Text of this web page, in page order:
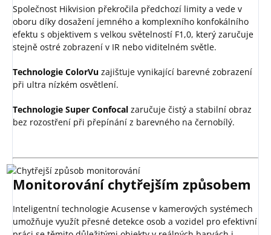
Společnost Hikvision překročila předchozí limity a vede v
oboru díky dosažení jemného a komplexního konfokálního
efektu s objektivem s velkou světelností F1,0, který zaručuje
stejně ostré zobrazení v IR nebo viditelném světle.
Technologie ColorVu zajišťuje vynikající barevné zobrazení
při ultra nízkém osvětlení.
Technologie Super Confocal zaručuje čistý a stabilní obraz
bez rozostření při přepínání z barevného na černobílý.
Monitorování chytřejším způsobem
Inteligentní technologie Acusense v kamerových systémech
umožňuje využít přesné detekce osob a vozidel pro efektivní